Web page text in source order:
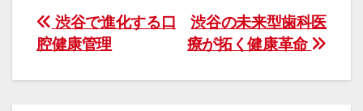
投
稿
渋谷の未来型歯科医
療が拓く健康革命
渋谷で進化する口
腔健康管理